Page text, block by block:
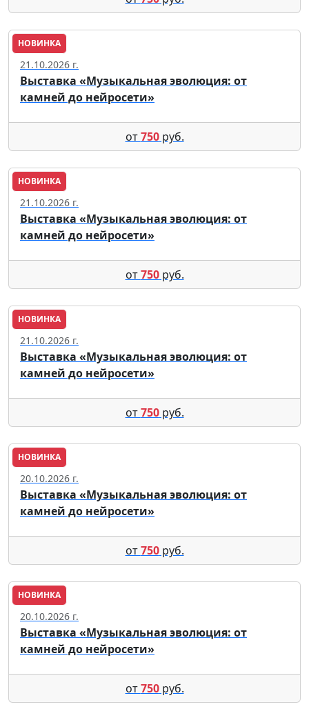
НОВИНКА
Москва
21.10.2026 г.
Выставка «Музыкальная эволюция: от
камней до нейросети»
от750руб.
НОВИНКА
Москва
21.10.2026 г.
Выставка «Музыкальная эволюция: от
камней до нейросети»
от750руб.
НОВИНКА
Москва
21.10.2026 г.
Выставка «Музыкальная эволюция: от
камней до нейросети»
от750руб.
НОВИНКА
Москва
20.10.2026 г.
Выставка «Музыкальная эволюция: от
камней до нейросети»
от750руб.
НОВИНКА
Москва
20.10.2026 г.
Выставка «Музыкальная эволюция: от
камней до нейросети»
от750руб.